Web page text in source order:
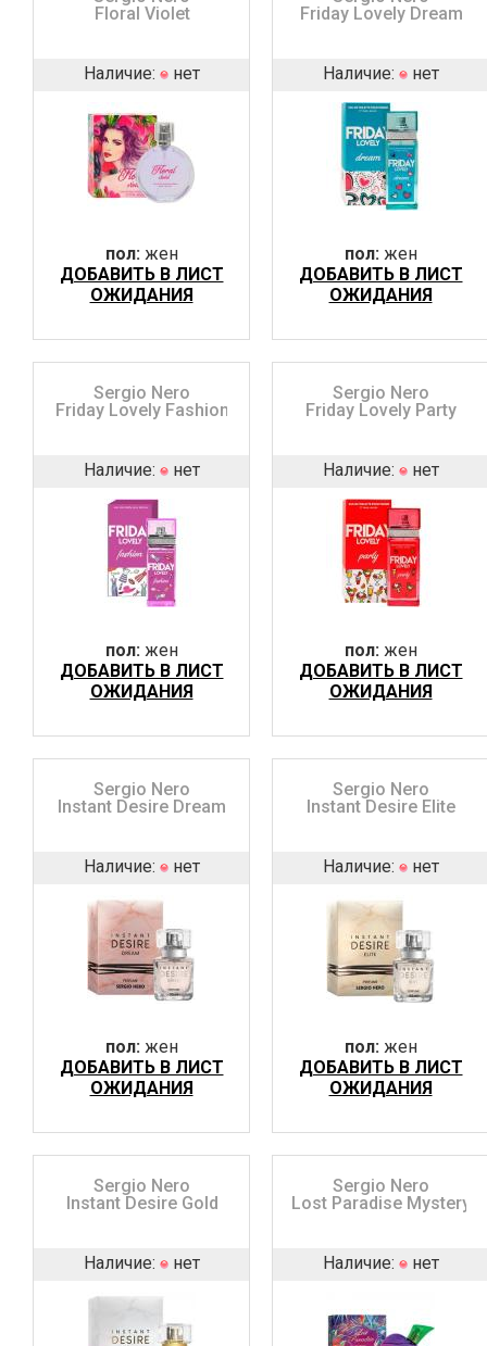
Floral Violet
Наличие: нет
пол: жен
ДОБАВИТЬ В ЛИСТ
ОЖИДАНИЯ
Friday Lovely Dream
Наличие: нет
пол: жен
ДОБАВИТЬ В ЛИСТ
ОЖИДАНИЯ
Sergio Nero
Friday Lovely Fashion
Наличие: нет
пол: жен
ДОБАВИТЬ В ЛИСТ
ОЖИДАНИЯ
Sergio Nero
Friday Lovely Party
Наличие: нет
пол: жен
ДОБАВИТЬ В ЛИСТ
ОЖИДАНИЯ
Sergio Nero
Instant Desire Dream
Наличие: нет
пол: жен
ДОБАВИТЬ В ЛИСТ
ОЖИДАНИЯ
Sergio Nero
Instant Desire Elite
Наличие: нет
пол: жен
ДОБАВИТЬ В ЛИСТ
ОЖИДАНИЯ
Sergio Nero
Instant Desire Gold
Наличие: нет
Sergio Nero
Lost Paradise Mystery
Наличие: нет